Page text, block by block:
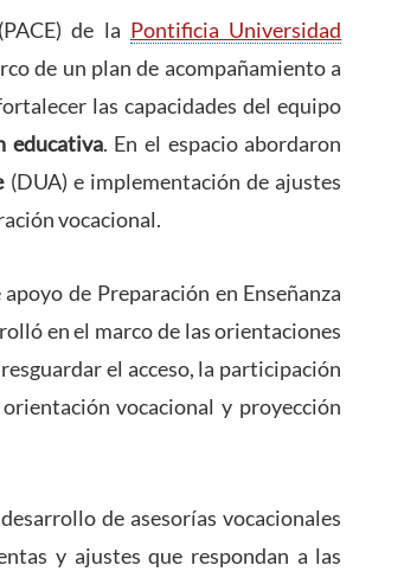
de la Pontificia Universidad
de un plan de acompañamiento a
las capacidades del equipo
educativa. En el espacio abordaron
(DUA) e implementación de ajustes
vocacional.
de Preparación en Enseñanza
en el marco de las orientaciones
el acceso, la participación
vocacional y proyección
de asesorías vocacionales
y ajustes que respondan a las